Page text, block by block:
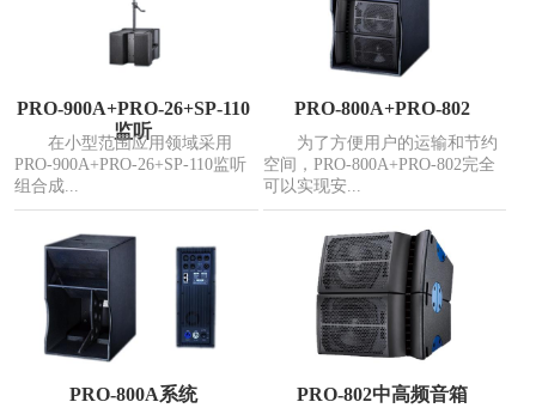
PRO-900A+PRO-26+SP-110
监听
在小型范围应用领域采用
PRO-900A+PRO-26+SP-110监听
组合成...
PRO-800A+PRO-802
为了方便用户的运输和节约
空间，PRO-800A+PRO-802完全
可以实现安...
PRO-800A系统 PRO-802中高频音箱